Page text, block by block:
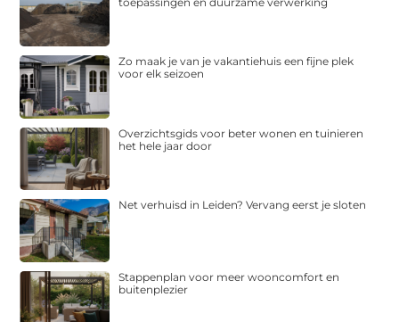
Zo maak je van je vakantiehuis een fijne plek
voor elk seizoen
Overzichtsgids voor beter wonen en tuinieren
het hele jaar door
Net verhuisd in Leiden? Vervang eerst je sloten
Stappenplan voor meer wooncomfort en
buitenplezier